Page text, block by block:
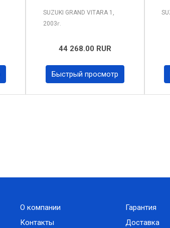
SUZUKI GRAND VITARA 1,
2003г.
44 268.00 RUR
Быстрый просмотр
О компании
Контакты
Гарантия
Доставка